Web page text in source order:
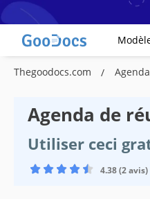
Thegoodocs.com
Agenda de
Utiliser ceci
4.38 (2 avis)